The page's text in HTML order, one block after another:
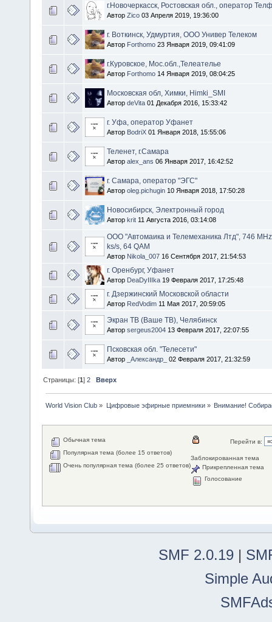
г.Новочеркасск, Ростовская обл., оператор
Автор Zico 03 Апреля 2019, 19:36:00
г. Воткинск, Удмуртия, ООО Универ Телеком
Автор Forthomo 23 Января 2019, 09:41:09
г.Куровское, Мос.обл.,Телеателье
Автор Forthomo 14 Января 2019, 08:04:25
Московская обл, Химки, Himki_SMI
Автор deVita 01 Декабря 2016, 15:33:42
г. Уфа, оператор Уфанет
Автор BodriX 01 Января 2018, 15:55:06
Теленет, г.Самара
Автор alex_ans 06 Января 2017, 16:42:52
г. Самара, оператор "ЭГС"
Автор oleg.pichugin 10 Января 2018, 17:50:28
Новосибирск, Электронный город
Автор krit 11 Августа 2016, 03:14:08
ООО "Автомаика и Телемеханика Лтд", 746
ks/s, 64 QAM
Автор Nikola_007 16 Сентября 2017, 21:54:53
г. Оренбург, Уфанет
Автор DeaDyIIIka 19 Февраля 2017, 17:25:48
г. Дзержинский Московской области
Автор RedVodim 11 Мая 2017, 20:59:05
Экран ТВ (Ваше ТВ), Челябинск
Автор sergeus2004 13 Февраля 2017, 22:07:55
Псковская обл. "Телесети"
Автор _Александр_ 02 Февраля 2017, 21:32:59
Страницы: [1]2 Вверх
World Vision Club » Цифровые эфирные приемники» Внимание!
Перейти в:
Обычная тема
Популярная тема (более 15 ответов)
Очень популярная тема (более 25 ответов)
Заблокированная тема
Прикрепленная тема
Голосование
SMF 2.0.19 |
Simple